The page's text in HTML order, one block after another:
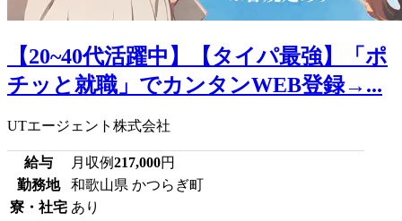
【20~40代活躍中】【タイパ最強】「ポ
チッと就職」でカンタンWEB登録→...
UTエージェント株式会社
給与 月収例217,000円
勤務地
和歌山県 かつらぎ町
寮・社宅 あり